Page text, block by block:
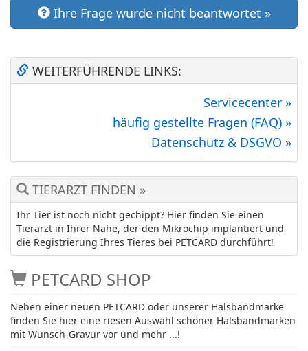
Ihre Frage wurde nicht beantwortet »
WEITERFÜHRENDE LINKS:
Servicecenter »
häufig gestellte Fragen (FAQ) »
Datenschutz & DSGVO »
TIERARZT FINDEN »
Ihr Tier ist noch nicht gechippt? Hier finden Sie einen
Tierarzt in Ihrer Nähe, der den Mikrochip implantiert und
die Registrierung Ihres Tieres bei PETCARD durchführt!
PETCARD SHOP
Neben einer neuen PETCARD oder unserer Halsbandmarke
finden Sie hier eine riesen Auswahl schöner Halsbandmarken
mit Wunsch-Gravur vor und mehr ...!